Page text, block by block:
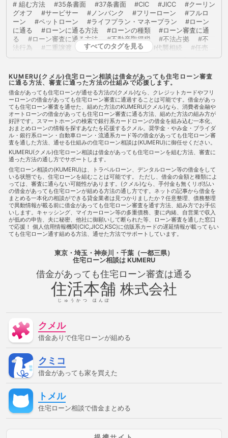
組む方法
35条書面 37条書面 CIC JICC
クーリン
グオフ
サービサー ノンバンク フリーローン
フルロ
ーン
ペットローン ライフプラン・マネープラン
ローン
に通る
ローンに通る方法 ローンの種類
ローン審査に通
る
ローン審査に通る方法 不動産取得税 不法占拠
不
法行為
二重譲渡 代物弁済 代理人 代襲相続
任売
任意売却
任意整理 低層住居専用地域 住宅ローン
住
住宅ローン商品
住宅ローン審査
住宅ローン審査に通る
住宅ローン審査に通る方法
住宅ローン相談 住宅購入
用者責任
使用貸借 保佐人 個人信用情報
個人民事再
生
借地借家法 借地権 借金
借金あってもローンに通
った
借金あってもローンに通った
借金あってもローンに通
る
借金あってもローンに通る方法
借金あってもローン審査
に通る
借金あってもローン審査に通る方法
借金あっても住
宅ローンに通る
借金あっても住宅ローンに通る方法
借金あ
っても住宅ローン審査に通る
借金あっても住宅ローン審査に通
る
借金あっても住宅ローン審査に通る方法
借金あっても審
査に通る
借金あっても審査に通る方法
借金あっても通る
借金あっても通る方法
借金があってもロ
ーンに通る
借金があってもローンに通る方法
借金があって
もローン審査に通る
借金があってもローン審査に通る方法
借金があっても住宅ローンに通る
借金があっても住宅ローンに
通る方法
借金があっても住宅ローンを組む
借金があっても
住宅ローン審査に通る
借金があっても住宅ローン審査に通る方
法
借金があっても住宅ローン審査に通る方法
借金があって
も住宅ローン審査に通過することは可能
借金があっても住宅ロ
ーン審査に通過することは可能
借金があっても審査に通る
借金があっても審査に通る
借金があっても審査に通る方法
借金があっても通る
借金があっても通る
借金があっても通
借金があってローンに通る
借金があってローンに通
借金があってローンに通る方法
借金があってローン
借金があってローン審査に通る方法
てローン審査に通る方法
借金があって住宅ローンに通る
金があって住宅ローンに通る方法
って審査に通る方法
法
停止条件 催告の抗弁権 債務不履行
譲渡
入札 全銀協 公序良俗
格
額
分筆登記
法
原状回復義務 双方代理
法
取消権 合意解除 合筆登記
不適合責任
妨害排除請求権
審査に通った方法
審査に通る 審査に通る方法
分
建ぺい率 建物 建物買取請求権
準法
建築確認 弁済 弁護士 強制執行
心裡留保
意思無能力者
成年後見人 手付 批准価格 抗弁権
抵
すべてのタグを見る
KUMERU(クメル)住宅ローン相談は借金があっても住宅ローン審査
に通る方法、審査に通った方法の仕組みで応援します。
借金があっても住宅ローンが通せる方法の(クメル)なら、クレジットカードやフリ
ーローンの借金があっても住宅ローン審査に通過することは可能です。借金があっ
ても住宅ローン審査を通せた、組めた方法のKUMERU(クメル)なら、消費者金融や
オートローンの借金があっても住宅ローン審査に通る方法、組めた方法の組み方が
好評です。スマートホーンの検索で銀行系カードローンの借金を組み込む一本化、
おまとめローンの情報を探すあなたを応援するクメル。奨学金・やみ金・ブライダ
ル・銀行系ローン・自動車ローン・流通系カード等の借金があっても住宅ローン審
査を通した方法、通せる仕組みの住宅ローン相談は(KUMERU)に御任せください。
KUMERU(クメル)住宅ローン相談は借金があっても住宅ローンを組む方法、審査に
通った方法の通し方でサポートします。
住宅ローン相談の(KUMERU)は、トラベルローン、デンタルローン等の借金をして
いる状態でも、住宅ローンを組むことは可能です。 ただし、借金の金額と種類によ
っては、審査に通らない可能性があります。(クメル)なら、手付金も無くリボ払い
の借金があっても住宅ローンが組める方法の通し方です。ネットの記事から借金を
まとめる一本化の相談ができる貸金業者は見つかりましたか？任意整理、債務整理
で異動情報が載る前に借金があっても住宅ローン審査を通す方法、組み方でお手伝
いします。キャッシング、マイカーローン等の多重債務、妻に内緒、自営業で収入
が低めの申告、夫に秘密、他社に御願いして断られた等、ローン審査を通した窓口
で応援！ 個人信用情報機関(CIC,JICC,KSC)に信販系カードの遅延情報が載ってもい
ても住宅ローン通す組める方法、通せた方法でサポートしています。
東京・埼玉・神奈川・千葉（一都三県）
住宅ローン相談は KUMERU
借金があっても住宅ローン審査は通る
住活本舗
じゅうかつ ほんぽ
株式会社
クメル
借金ありで住宅ローンが組める
クミコ
借金があっても家を買えた
トメル
住宅ローン相談で借金まとめる